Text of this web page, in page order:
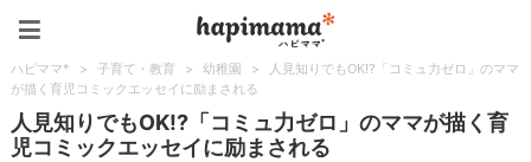
ハピママ* > 子育て・教育 > 幼稚園 >
人見知りでもOK!?「コミュ力ゼロ」のママ
が描く育児コミックエッセイに励まされる
人見知りでもOK!?「コミュ力ゼロ」のママが描く育
児コミックエッセイに励まされる